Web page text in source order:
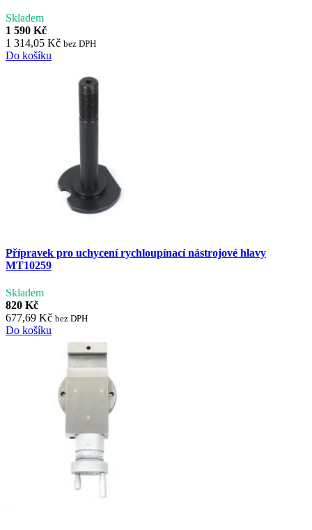
Skladem
1 590 Kč
1 314,05 Kč bez DPH
Do košíku
Přípravek pro uchycení rychloupínací nástrojové hlavy
MT10259
Skladem
820 Kč
677,69 Kč bez DPH
Do košíku